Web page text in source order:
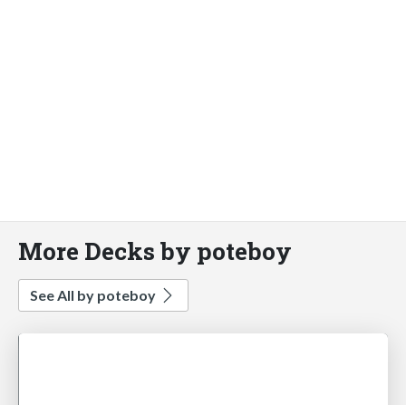
More Decks by poteboy
See All by poteboy